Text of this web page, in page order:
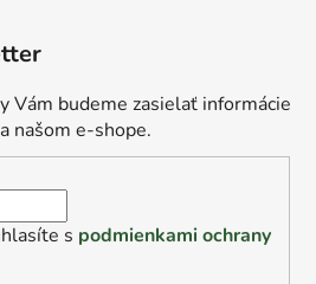
Vám budeme zasielať informácie
našom e-shope.
s podmienkami ochrany